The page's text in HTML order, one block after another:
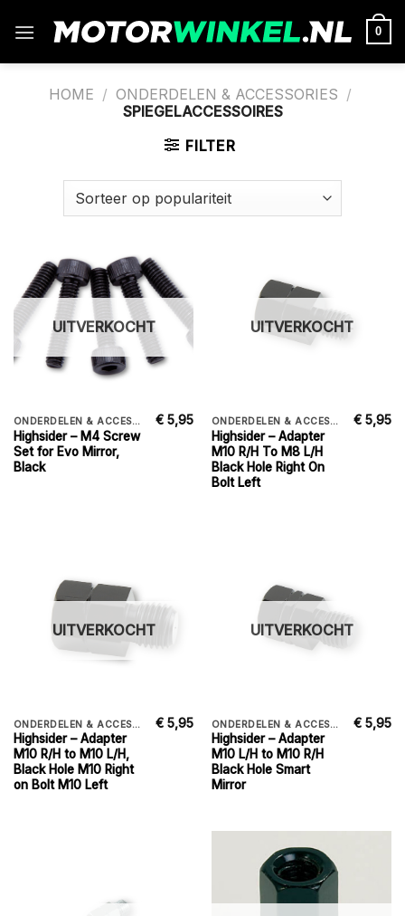
naar
0
HOME / ONDERDELEN & ACCESSORIES /
SPIEGELACCESSOIRES
FILTER
UITVERKOCHT
ONDERDELEN & ACCESSORIES
Highsider – M4 Screw
Set for Evo Mirror,
Black
€ 5,95
UITVERKOCHT
ONDERDELEN & ACCESSORIES
Highsider – Adapter
M10 R/H To M8 L/H
Black Hole Right On
Bolt Left
€ 5,95
UITVERKOCHT
ONDERDELEN & ACCESSORIES
Highsider – Adapter
M10 R/H to M10 L/H,
Black Hole M10 Right
on Bolt M10 Left
€ 5,95
UITVERKOCHT
ONDERDELEN & ACCESSORIES
Highsider – Adapter
M10 L/H to M10 R/H
Black Hole Smart
Mirror
€ 5,95